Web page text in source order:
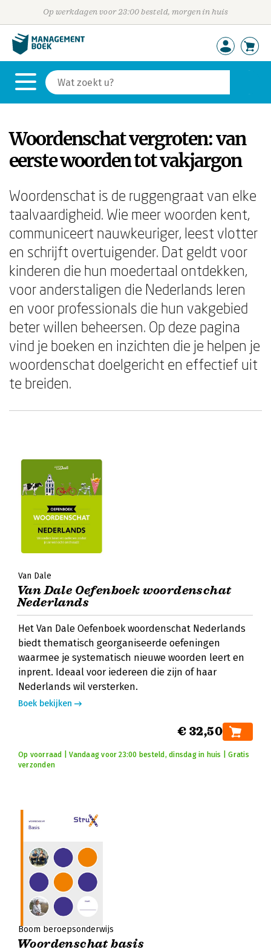
Op werkdagen voor 23:00 besteld, morgen in huis
Woordenschat vergroten: van
eerste woorden tot vakjargon
Woordenschat is de ruggengraat van elke
taalvaardigheid. Wie meer woorden kent,
communiceert nauwkeuriger, leest vlotter
en schrijft overtuigender. Dat geldt voor
kinderen die hun moedertaal ontdekken,
voor anderstaligen die Nederlands leren
en voor professionals die hun vakgebied
beter willen beheersen. Op deze pagina
vind je boeken en inzichten die je helpen je
woordenschat doelgericht en effectief uit
te breiden.
Van Dale
Van Dale Oefenboek woordenschat
Nederlands
Het Van Dale Oefenboek woordenschat Nederlands
biedt thematisch georganiseerde oefeningen
waarmee je systematisch nieuwe woorden leert en
inprent. Ideaal voor iedereen die zijn of haar
Nederlands wil versterken.
Boek bekijken
€ 32,50
Op voorraad | Vandaag voor 23:00 besteld, dinsdag in huis | Gratis
verzonden
Boom beroepsonderwijs
Woordenschat basis